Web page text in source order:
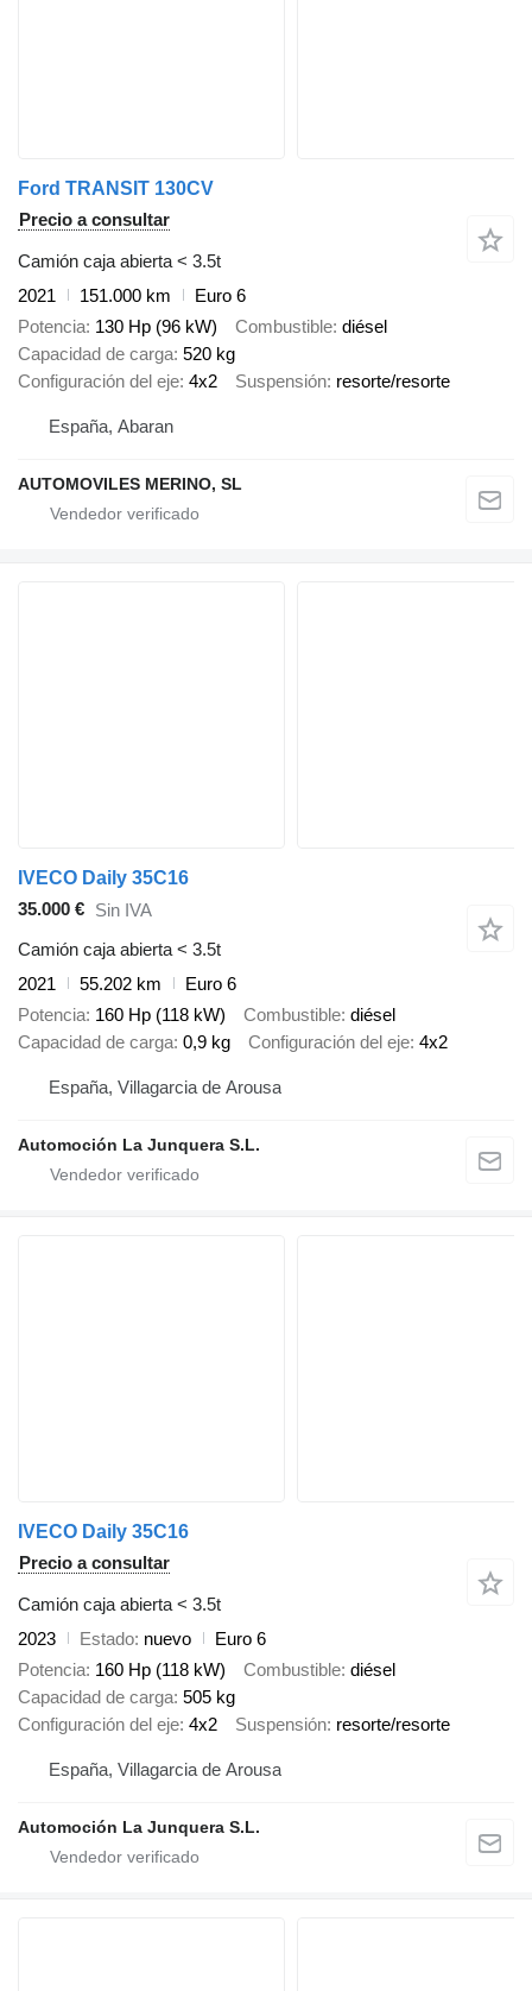
Ford TRANSIT 130CV
Precio a consultar
Camión caja abierta < 3.5t
2021
151.000 km
Euro 6
Potencia 130 Hp (96 kW) Combustible diésel
Capacidad de carga 520 kg
Configuración del eje 4x2 Suspensión resorte/resorte
España, Abaran
AUTOMOVILES MERINO, SL
IVECO Daily 35C16
35.000 € Sin IVA
Camión caja abierta < 3.5t
2021
55.202 km
Euro 6
Potencia 160 Hp (118 kW) Combustible diésel
Capacidad de carga 0,9 kg Configuración del eje 4x2
España, Villagarcia de Arousa
Automoción La Junquera S.L.
IVECO Daily 35C16
Precio a consultar
Camión caja abierta < 3.5t
2023
Estado nuevo
Euro 6
Potencia 160 Hp (118 kW) Combustible diésel
Capacidad de carga 505 kg
Configuración del eje 4x2 Suspensión resorte/resorte
España, Villagarcia de Arousa
Automoción La Junquera S.L.